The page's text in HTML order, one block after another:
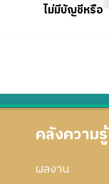
ไม่มีบัญชีหรือ
คลังความรู้
ผลงาน